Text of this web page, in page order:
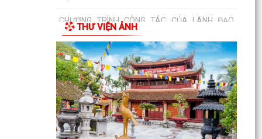
ngày 20/7/2026 của UBND thành phố Hải
Phòng
Thông báo về việc triển khai khai thác, sử dụng
bài giảng pháp luật và Chatbox AI Trợ giúp pháp
luật
Quyết định về việc công bố Danh mục thủ tục
hành chính bị bãi bỏ thuộc phạm vi chức năng
quản lý...
THƯ VIỆN ẢNH